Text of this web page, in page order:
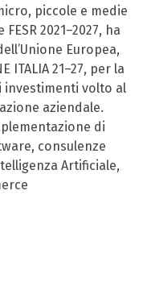
piccole e medie
2021–2027, ha
Europea,
ITALIA 21–27, per la
investimenti volto al
aziendale.
di
consulenze
Artificiale,